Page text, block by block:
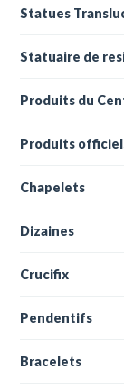
Statues
Statuaire de
Produits du
Produits
Chapelets
Dizaines
Crucifix
Pendentifs
Bracelets